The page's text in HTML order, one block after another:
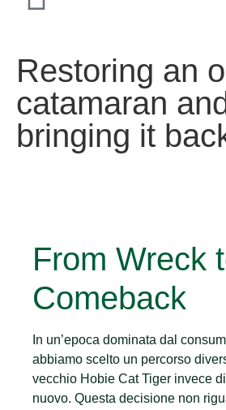
Restoring an
catamaran
bringing it
From Wreck
Comeback
In un’epoca dominata dal
abbiamo scelto un percorso
vecchio Hobie Cat Tiger invece
nuovo. Questa decisione non